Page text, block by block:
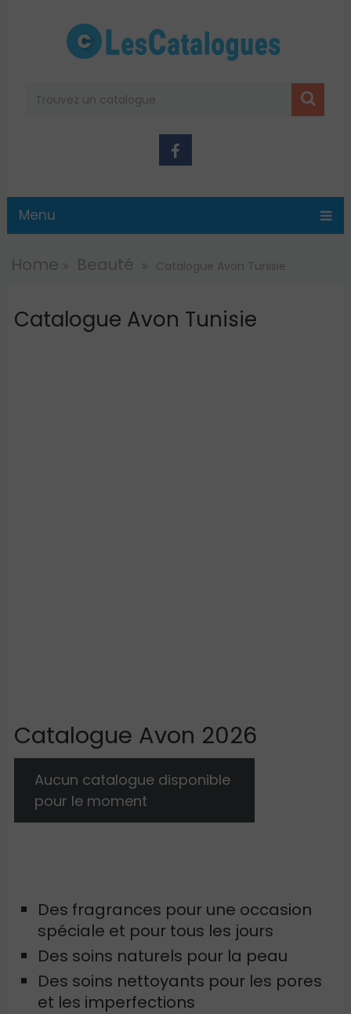
Menu
Home Beauté Catalogue Avon Tunisie
Catalogue Avon Tunisie
Catalogue Avon 2026
Aucun catalogue disponible
pour le moment
Des fragrances pour une occasion
spéciale et pour tous les jours
Des soins naturels pour la peau
Des soins nettoyants pour les pores
et les imperfections